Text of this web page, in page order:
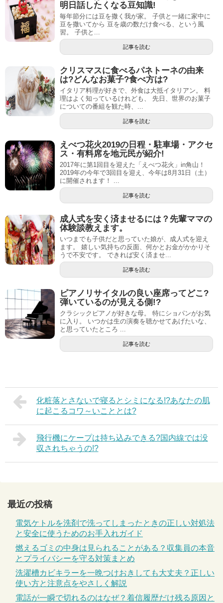
明日話したくなる豆知識!
毎年節分には豆を撒く我が家。 子供と一緒に家中に
豆を撒いてから 豆を歳の数だけ食べる、という風
習。 子供と...
記事を読む
クリスマスに食べるパネトーネの由来
は?どんなお菓子?食べ方は?
イタリア料理が好きで、外食は大抵イタリアン。 料
理はよく知っているけれども、 先日、世界のお菓子
についての番組を観た時、...
記事を読む
えべつ花火2019の日程・駐車場・アクセ
ス・有料席を地元民が紹介!
2017年に第1回目を迎えた「えべつ花火」in角山！
2019年の今年で3回目を迎え、今年は8月31日（土）
に開催されます！ ...
記事を読む
成人式を安く済ませるには？先輩ママの
体験談教えます。
いつまでも子供だと思っていた娘が、成人式を迎え
ます。 嬉しい気持ちの反面、何かとお金がかかりそ
うで不安です。 できれば安く済ませ...
記事を読む
ピアノリサイタルの良い座席ってどこ?
弾いているのが見える側!?
クラシックピアノが好きな母。 特にショパンがお気
に入り。 いつかは生の演奏を聴かせてあげたいな、
と思っていたところ ...
記事を読む
化粧落とさないで寝るとシミになる!?あなたの肌
に起こるコワ～いこととは?
飛行機にケープは持ち込みできる?国内線では没
収されちゃうの!?
最近の投稿
電気ケトルを洗剤で洗ってしまったときの正しい対処法
と安全に使うためのお手入れガイド
燃えるゴミの中身は見られることがある？収集員の本音
とプライバシーを守る対策まとめ
洗濯槽カビキラーを一晩つけおきしても大丈夫？正しい
使い方と注意点をやさしく解説
電話が一瞬で切れるのはなぜ？着信履歴だけ残る原因と